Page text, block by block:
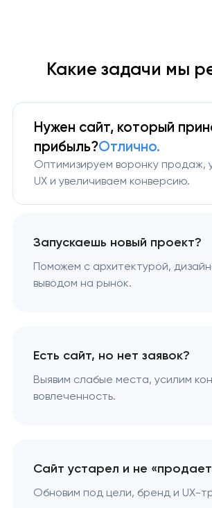
Какие задачи мы
Нужен сайт, который
прибыль?Отлично.
Оптимизируем воронку продаж,
UX и увеличиваем конверсию.
Запускаешь новый проект?
Поможем с архитектурой,
выводом на рынок.
Есть сайт, но нет заявок?
Выявим слабые места, усилим
вовлеченность.
Сайт устарел и не
Обновим под цели, бренд и UX-